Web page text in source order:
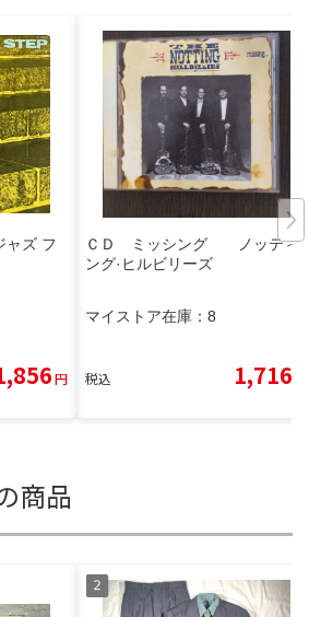
ャズ フ
円
ＣＤ ミッシング ノッティ
ング·ヒルビリーズ
マイストア在庫： 8
税込 1,716
商品